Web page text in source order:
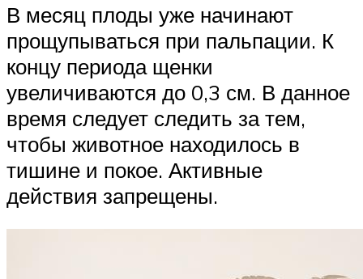
В месяц плоды уже начинают
прощупываться при пальпации. К
концу периода щенки
увеличиваются до 0,3 см. В данное
время следует следить за тем,
чтобы животное находилось в
тишине и покое. Активные
действия запрещены.